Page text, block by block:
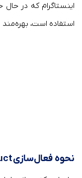
استفاده است،
نحوه فعال‌سازی Tag Product تگ خرید اینستاگرام